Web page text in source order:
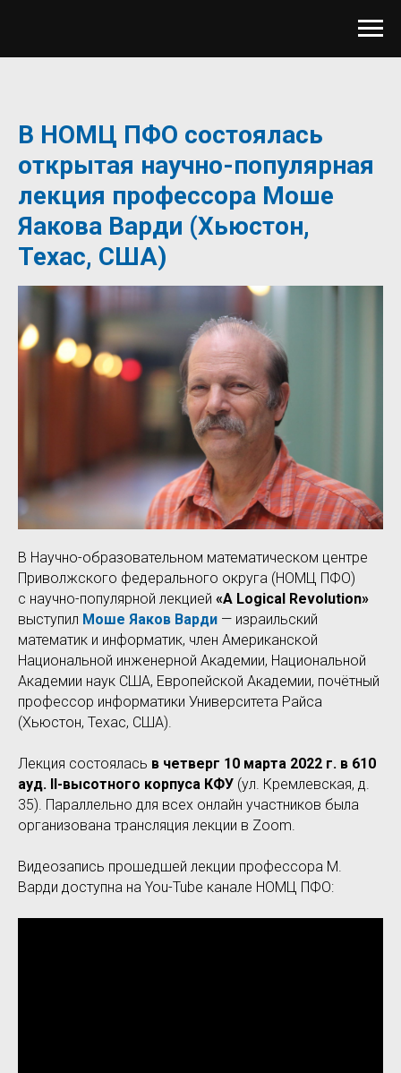
В НОМЦ ПФО состоялась
открытая научно-популярная
лекция профессора Моше
Яакова Варди (Хьюстон,
Техас, США)
В Научно-образовательном математическом центре
Приволжского федерального округа (НОМЦ ПФО)
с научно-популярной лекцией «A Logical Revolution»
выступил Моше Яаков Варди — израильский
математик и информатик, член Американской
Национальной инженерной Академии, Национальной
Академии наук США, Европейской Академии, почётный
профессор информатики Университета Райса
(Хьюстон, Техас, США).
Лекция состоялась в четверг 10 марта 2022 г. в 610
ауд. II-высотного корпуса КФУ (ул. Кремлевская, д.
35). Параллельно для всех онлайн участников была
организована трансляция лекции в Zoom.
Видеозапись прошедшей лекции профессора М.
Варди доступна на You-Tube канале НОМЦ ПФО: